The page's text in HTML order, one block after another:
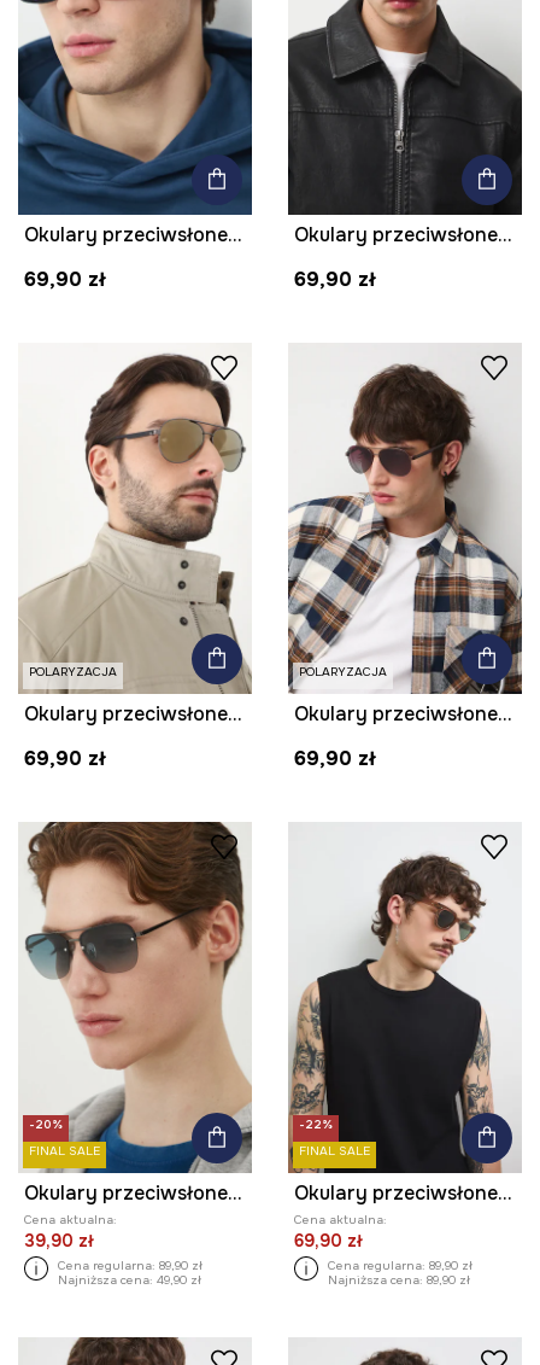
Okulary przeciwsłoneczne męskie
69,90 zł
Okulary przeciwsłoneczne pilotki męskie
69,90 zł
POLARYZACJA
Okulary przeciwsłoneczne pilotki męskie
69,90 zł
POLARYZACJA
Okulary przeciwsłoneczne pilotki męskie
69,90 zł
-20%
FINAL SALE
Okulary przeciwsłoneczne męskie kolor niebieski
Cena aktualna:
39,90 zł
Cena regularna: 89,90 zł
Najniższa cena: 49,90 zł
-22%
FINAL SALE
Okulary przeciwsłoneczne kwadratowe męskie z polaryzacją
Cena aktualna:
69,90 zł
Cena regularna: 89,90 zł
Najniższa cena: 89,90 zł